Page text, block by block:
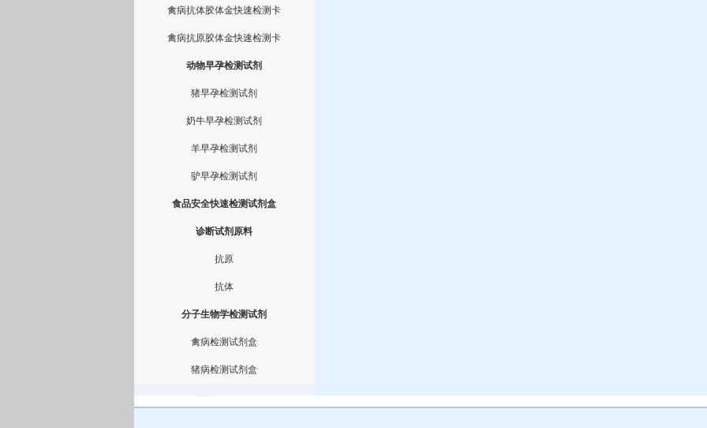
禽病抗体胶体金快速检测卡
禽病抗原胶体金快速检测卡
动物早孕检测试剂
猪早孕检测试剂
奶牛早孕检测试剂
羊早孕检测试剂
驴早孕检测试剂
食品安全快速检测试剂盒
诊断试剂原料
抗原
抗体
分子生物学检测试剂
禽病检测试剂盒
猪病检测试剂盒